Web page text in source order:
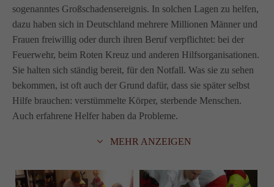
sogenanntes Großschadensereignis. In solchen Lagen zu helfen,
dazu haben sich in Deutschland mehrere Millionen Männer und
Frauen freiwillig oder durch ihren Beruf verpflichtet: bei der
Feuerwehr, beim Roten Kreuz und anderen Hilfsorganisationen.
Sie halten sich ständig bereit, für den Notfall. Was sie zu sehen
bekommen, ist oft auch der Grund dafür, dass sie später selbst
Hilfe brauchen: verstümmelte Körper, sterbende Menschen.
Auch erfahrene Helfer haben da Probleme.
MEHR ANZEIGEN